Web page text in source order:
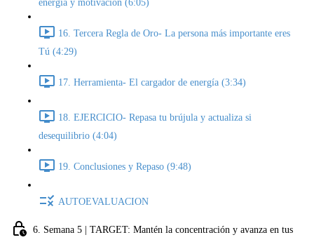
energía y motivación (6:05)
16. Tercera Regla de Oro- La persona más importante eres
Tú (4:29)
17. Herramienta- El cargador de energía (3:34)
18. EJERCICIO- Repasa tu brújula y actualiza si
desequilibrio (4:04)
19. Conclusiones y Repaso (9:48)
AUTOEVALUACION
6. Semana 5 | TARGET: Mantén la concentración y avanza en tus